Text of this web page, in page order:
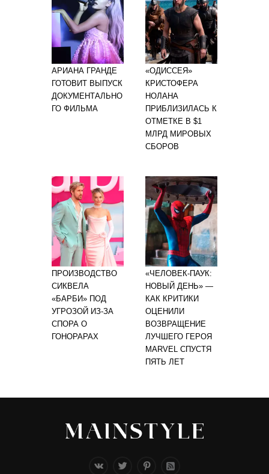
АРИАНА ГРАНДЕ
ГОТОВИТ ВЫПУСК
ДОКУМЕНТАЛЬНО
ГО ФИЛЬМА
«ОДИССЕЯ»
КРИСТОФЕРА
НОЛАНА
ПРИБЛИЗИЛАСЬ К
ОТМЕТКЕ В $1
МЛРД МИРОВЫХ
СБОРОВ
ПРОИЗВОДСТВО
СИКВЕЛА
«БАРБИ» ПОД
УГРОЗОЙ ИЗ-ЗА
СПОРА О
ГОНОРАРАХ
«ЧЕЛОВЕК-ПАУК:
НОВЫЙ ДЕНЬ» —
КАК КРИТИКИ
ОЦЕНИЛИ
ВОЗВРАЩЕНИЕ
ЛУЧШЕГО ГЕРОЯ
MARVEL СПУСТЯ
ПЯТЬ ЛЕТ